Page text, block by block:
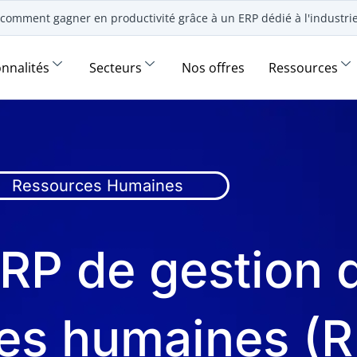
gagner en productivité grâce à un ERP dédié à
Secteurs Nos offres Ressources
Ressources Humaines
de gestion
humaines